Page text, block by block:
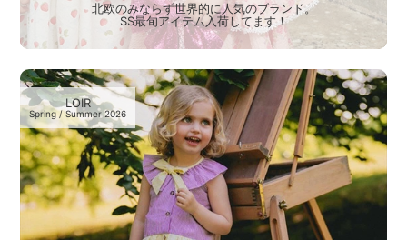
北欧のみならず世界的に人気のブランド。
SS最旬アイテム入荷してます！
LOIR
Spring / Summer 2026